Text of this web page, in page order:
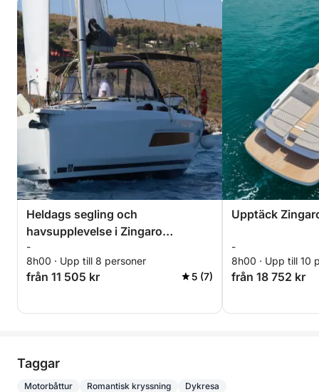
Heldags segling och
havsupplevelse i Zingaro
naturreservat
-
8h00 · Upp till 8 personer
från 11 505 kr 5 (7)
Upptäck
-
8h00 · Upp till 10
från 18 752 kr
Taggar
Motorbåttur Romantisk kryssning Dykresa